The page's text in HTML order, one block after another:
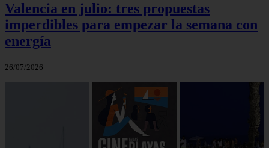
Valencia en julio: tres propuestas
imperdibles para empezar la semana con
energía
26/07/2026